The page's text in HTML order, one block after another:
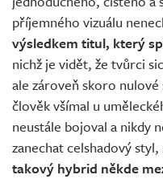
příjemného vizuálu
výsledkem titul, který
nichž je vidět, že tvůrci
ale zároveň skoro
člověk všímal u
neustále bojoval a nikdy
zanechat celshadový
takový hybrid někde